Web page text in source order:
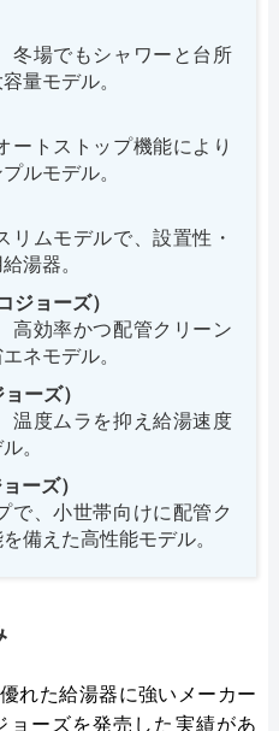
冬場でもシャワーと台所
量モデル。
ートストップ機能により
ルモデル。
リムモデルで、設置性・
湯器。
ジョーズ）
高効率かつ配管クリーン
ネモデル。
ーズ）
温度ムラを抑え給湯速度
。
ーズ）
で、小世帯向けに配管ク
備えた高性能モデル。
れた給湯器に強いメーカー
ョーズを発売した実績があ